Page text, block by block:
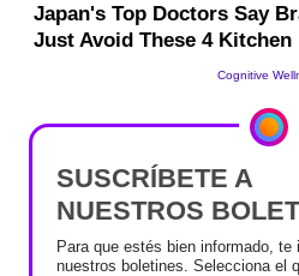
SUSCRÍBETE A
NUESTROS
Para que estés bien informado,
nuestros boletines. Selecciona el